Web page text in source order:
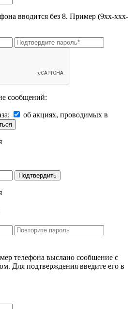
вводится без 8. Пример (9хх-ххх-
сообщений:
об акциях, проводимых в
Подтвердить
телефона выслано сообщение с
Для подтверждения введите его в